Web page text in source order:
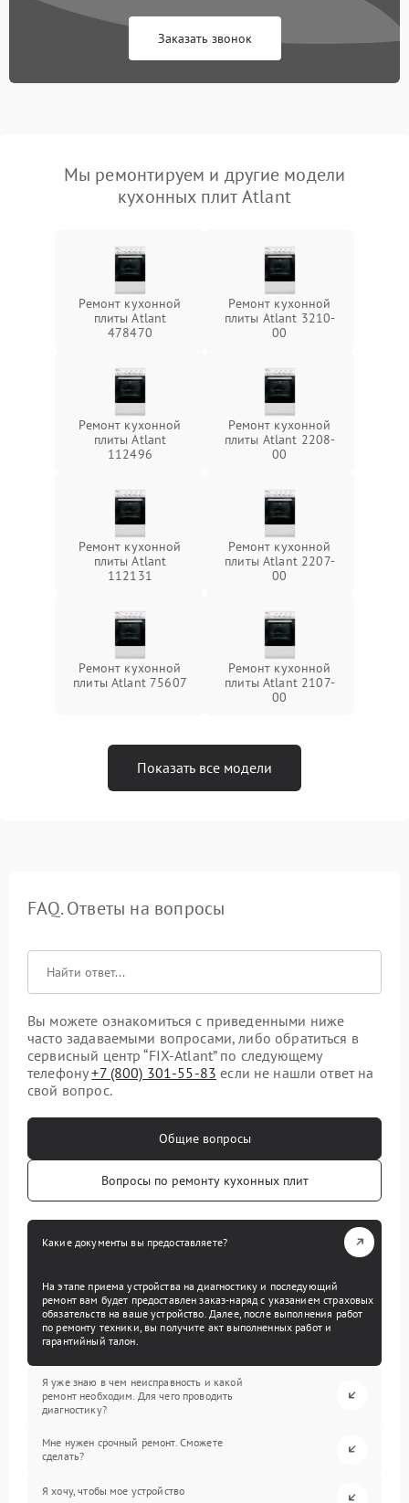
Заказать звонок
Мы ремонтируем и другие модели
кухонных плит Atlant
Ремонт кухонной
плиты Atlant
478470
Ремонт кухонной
плиты Atlant 3210-
00
Ремонт кухонной
плиты Atlant
112496
Ремонт кухонной
плиты Atlant 2208-
00
Ремонт кухонной
плиты Atlant
112131
Ремонт кухонной
плиты Atlant 2207-
00
Ремонт кухонной
плиты Atlant 75607
Ремонт кухонной
плиты Atlant 2107-
00
Показать все модели
FAQ. Ответы на вопросы
Вы можете ознакомиться с приведенными ниже
часто задаваемыми вопросами, либо обратиться в
сервисный центр “FIX-Atlant” по следующему
телефону+7 (800) 301-55-83 если не нашли ответ на
свой вопрос.
Общие вопросы
Вопросы по ремонту кухонных плит
Какие документы вы предоставляете?
На этапе приема устройства на диагностику и последующий
ремонт вам будет предоставлен заказ-наряд с указанием страховых
обязательств на ваше устройство. Далее, после выполнения работ
по ремонту техники, вы получите акт выполненных работ и
гарантийный талон.
Я уже знаю в чем неисправность и какой
ремонт необходим. Для чего проводить
диагностику?
Мне нужен срочный ремонт. Сможете
сделать?
Я хочу, чтобы мое устройство